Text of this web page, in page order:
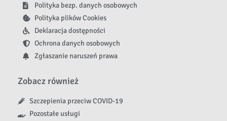
Polityka bezp. danych osobowych
Polityka plików Cookies
Deklaracja dostępności
Ochrona danych osobowych
Zgłaszanie naruszeń prawa
Zobacz również
Szczepienia przeciw COVID-19
Pozostałe usługi